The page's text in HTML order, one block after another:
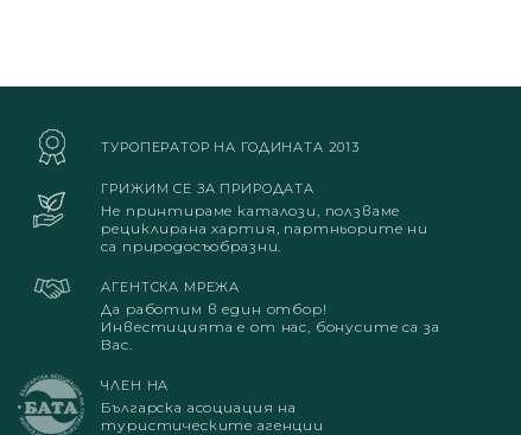
ТУРОПЕРАТОР НА ГОДИНАТА 2013
ГРИЖИМ СЕ ЗА ПРИРОДАТА
Не принтираме каталози, ползваме
рециклирана хартия, партньорите ни
са природосъобразни.
АГЕНТСКА МРЕЖА
Да работим в един отбор!
Инвестицията е от нас, бонусите са за
Вас.
ЧЛЕН НА
Българска асоциация на
туристическите агенции